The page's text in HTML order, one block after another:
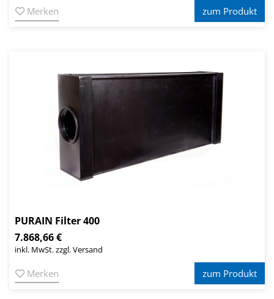
Merken zum Produkt
PURAIN Filter 400
7.868,66 €
inkl. MwSt. zzgl. Versand
Merken zum Produkt